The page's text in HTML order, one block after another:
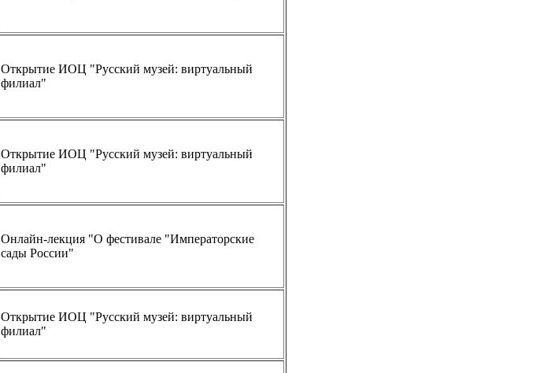
Открытие ИОЦ "Русский музей: виртуальный
филиал"
Открытие ИОЦ "Русский музей: виртуальный
филиал"
Онлайн-лекция "О фестивале "Императорские
сады России"
Открытие ИОЦ "Русский музей: виртуальный
филиал"